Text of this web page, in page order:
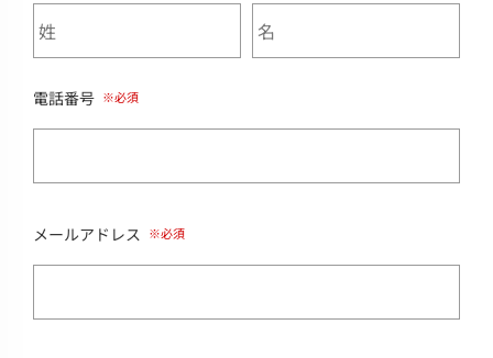
電話番号
メールアドレス